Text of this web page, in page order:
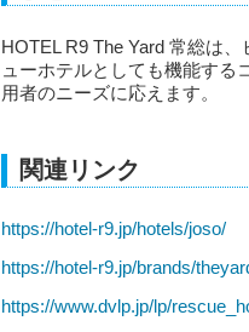
HOTEL R9 The Yard 常総は
ューホテルとしても機能する
用者のニーズに応えます。
関連リンク
https://hotel-r9.jp/hotels/joso/
https://hotel-r9.jp/brands/
https://www.dvlp.jp/lp/